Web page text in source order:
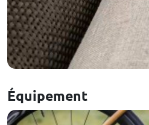
Équipement